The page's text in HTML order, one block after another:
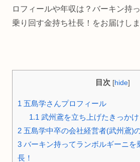
ロフィールや年収は？バーキン持
乗り回す金持ち社長！をお届けしま
目次 [hide]
1 五島学さんプロフィール
1.1 武州鳶を立ち上げたきっかけ
2 五島学中卒の会社経営者(武州鳶)
3 バーキン持ってランボルギーニを
長！